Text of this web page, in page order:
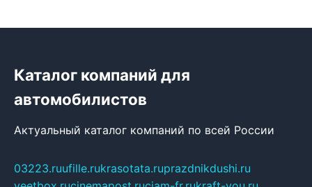
Каталог компаний для
автомобилистов
Актуальный каталог компаний по всей России
03223.ruufille.rukrasotata.ruprazdnikdushi.ru